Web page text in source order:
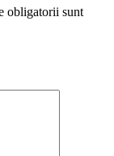
obligatorii sunt